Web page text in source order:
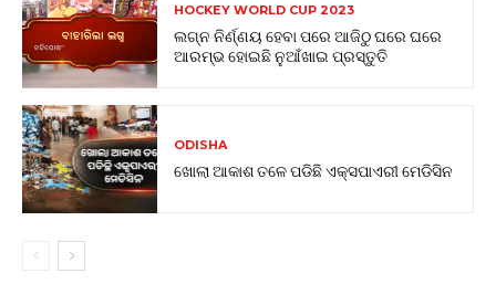
HOCKEY WORLD CUP 2023
ଲଗ୍ନ ନିର୍ଣ୍ଣୟ ହେବା ପରେ ଆଜିଠୁ ଘରେ ଘରେ
ଆରମ୍ଭ ହୋଇଛି ନୁଆଁଖାଇ ପ୍ରସ୍ତୁତି
ODISHA
ଖୋଲା ଆକାଶ ତଳେ ପଡିଛି ଏକ୍ସପାଏରୀ ମେଡିସିନ